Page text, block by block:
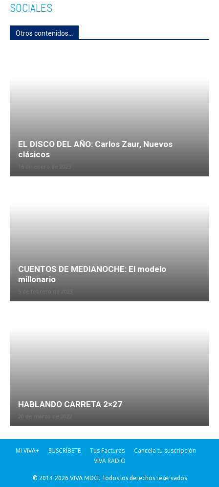
SOCIALES
Otros contenidos...
EL DISCO DEL AÑO: Carlos Zaur, Nuevos
clásicos
16 de enero de 2023
CUENTOS DE MEDIANOCHE: El modelo
millonario
5 de febrero de 2023
HABLANDO CARRETA 2×27
20 de marzo de 2022
MI VIVA+ SUSCRÍBETE Tus Facturas
Cancela tu suscripción
VIVA RADIO
© 2013-2026 VIVA MDCI. Todos los derechos reservados